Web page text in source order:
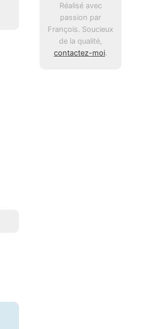
Réalisé avec
passion par
François. Soucieux
de la qualité,
contactez-moi.